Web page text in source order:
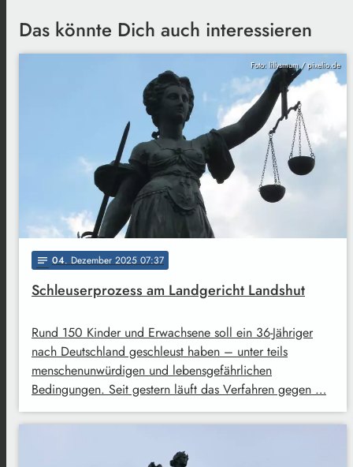
Das könnte Dich auch interessieren
Foto: lillysmum / pixelio.de
notes 04. Dezember 2025 07:37
Schleuserprozess am Landgericht Landshut
Rund 150 Kinder und Erwachsene soll ein 36-Jähriger
nach Deutschland geschleust haben – unter teils
menschenunwürdigen und lebensgefährlichen
Bedingungen. Seit gestern läuft das Verfahren gegen …